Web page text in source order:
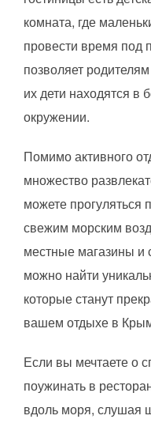
комната, где
провести время под
позволяет
их дети находятся в
окружении.
Помимо активного
множество
можете
свежим морским
местные магазины и
можно найти
которые станут
вашем отдыхе в
Если вы мечтаете о
поужинать в
вдоль моря, слушая